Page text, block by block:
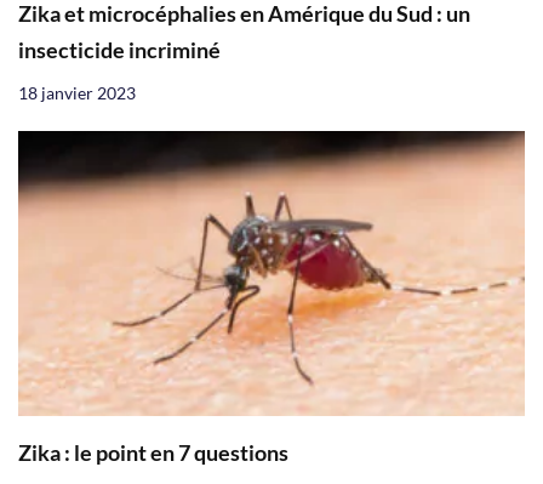
Zika et microcéphalies en Amérique du Sud : un
insecticide incriminé
18 janvier 2023
Zika : le point en 7 questions